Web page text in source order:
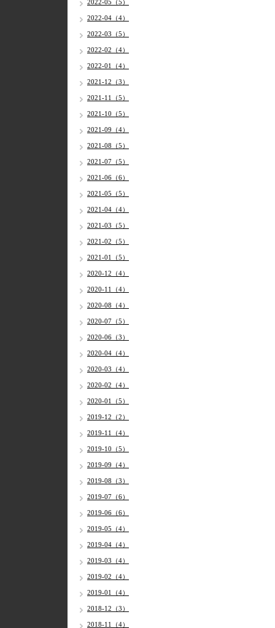
2022-05（5）
2022-04（4）
2022-03（5）
2022-02（4）
2022-01（4）
2021-12（3）
2021-11（5）
2021-10（5）
2021-09（4）
2021-08（5）
2021-07（5）
2021-06（6）
2021-05（5）
2021-04（4）
2021-03（5）
2021-02（5）
2021-01（5）
2020-12（4）
2020-11（4）
2020-08（4）
2020-07（5）
2020-06（3）
2020-04（4）
2020-03（4）
2020-02（4）
2020-01（5）
2019-12（2）
2019-11（4）
2019-10（5）
2019-09（4）
2019-08（3）
2019-07（6）
2019-06（6）
2019-05（4）
2019-04（4）
2019-03（4）
2019-02（4）
2019-01（4）
2018-12（3）
2018-11（4）